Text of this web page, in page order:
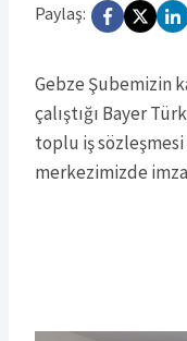
Paylaş:
Gebze Şubemizin
çalıştığı Bayer
toplu iş
merkezimizde